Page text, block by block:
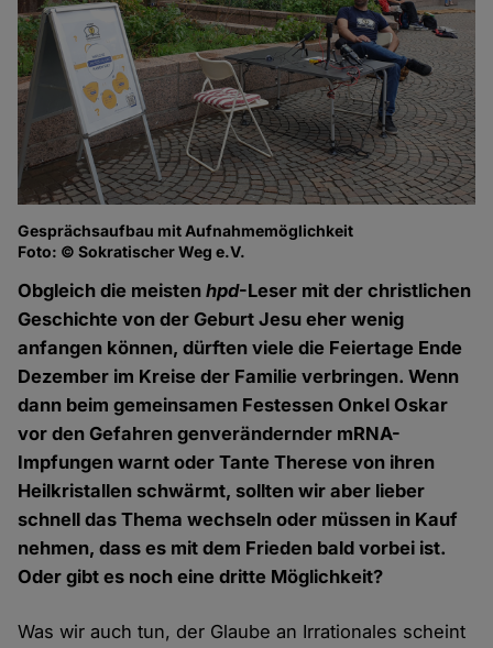
Gesprächsaufbau mit Aufnahmemöglichkeit
Foto: © Sokratischer Weg e.V.
Obgleich die meistenhpd-Leser mit der christlichen
Geschichte von der Geburt Jesu eher wenig
anfangen können, dürften viele die Feiertage Ende
Dezember im Kreise der Familie verbringen. Wenn
dann beim gemeinsamen Festessen Onkel Oskar
vor den Gefahren genverändernder mRNA-
Impfungen warnt oder Tante Therese von ihren
Heilkristallen schwärmt, sollten wir aber lieber
schnell das Thema wechseln oder müssen in Kauf
nehmen, dass es mit dem Frieden bald vorbei ist.
Oder gibt es noch eine dritte Möglichkeit?
Was wir auch tun, der Glaube an Irrationales scheint